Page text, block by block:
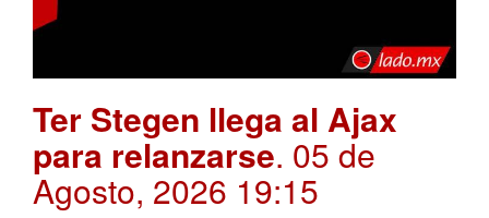
Ter Stegen llega al Ajax
para relanzarse. 05 de
Agosto, 2026 19:15